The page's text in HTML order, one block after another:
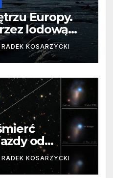
Europy.
lodową
RADEK KOSARZYCKI
od
Niezwykle
RADEK KOSARZYCKI